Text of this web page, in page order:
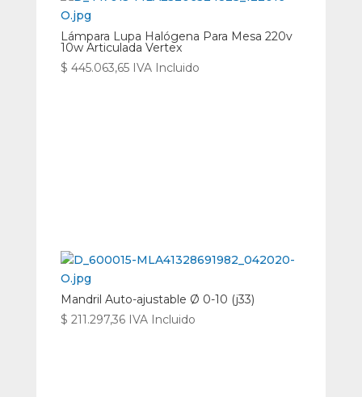
Lámpara Lupa Halógena Para Mesa 220v
10w Articulada Vertex
$ 445.063,65 IVA Incluido
Mandril Auto-ajustable Ø 0-10 (j33)
$ 211.297,36 IVA Incluido